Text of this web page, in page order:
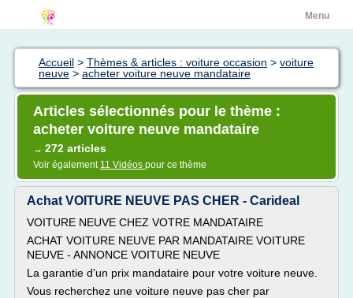
Menu
Accueil > Thèmes & articles : voiture occasion > voiture
neuve > acheter voiture neuve mandataire
Articles sélectionnés pour le thème :
acheter voiture neuve mandataire
→ 272 articles
Voir également 11 Vidéos pour ce thème
Achat VOITURE NEUVE PAS CHER - Carideal
VOITURE NEUVE CHEZ VOTRE MANDATAIRE
ACHAT VOITURE NEUVE PAR MANDATAIRE VOITURE
NEUVE - ANNONCE VOITURE NEUVE
La garantie d'un prix mandataire pour votre voiture neuve.
Vous recherchez une voiture neuve pas cher par